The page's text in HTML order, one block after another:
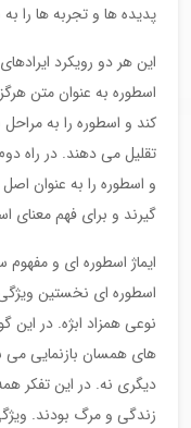
پدیده ها و تجربه ها را
این هر دو رویکرد
اسطوره به عنوان متن
کند و اسطوره را به مراحل
تقلیل می دهند. در راه
و اسطوره را به عنوان
گیرند و برای فهم معنای
ایماژ اسطوره ای و مفهوم
اسطوره ای نخستین
نوعی همزاد ابژه. در
های همسان بازنمایی
دیگری نه. در این تفکر
زندگی و مرگ بودند.